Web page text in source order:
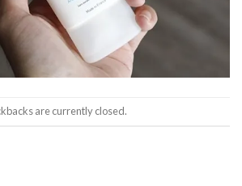
are currently closed.